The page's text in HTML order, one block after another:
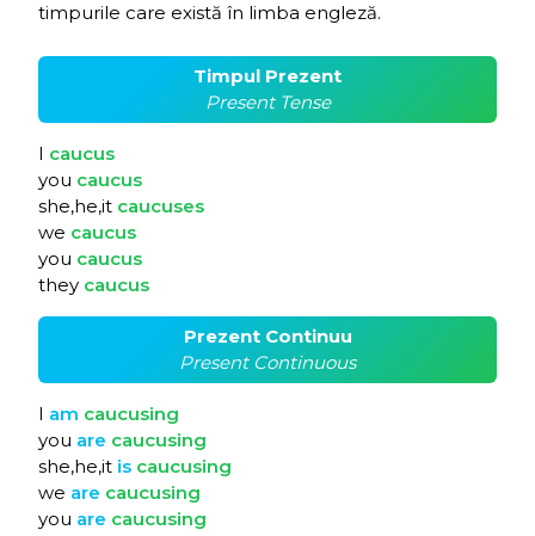
timpurile care există în limba engleză.
Timpul Prezent
Present Tense
I caucus
you caucus
she,he,it caucuses
we caucus
you caucus
they caucus
Prezent Continuu
Present Continuous
I am caucusing
you are caucusing
she,he,it is caucusing
we are caucusing
you are caucusing